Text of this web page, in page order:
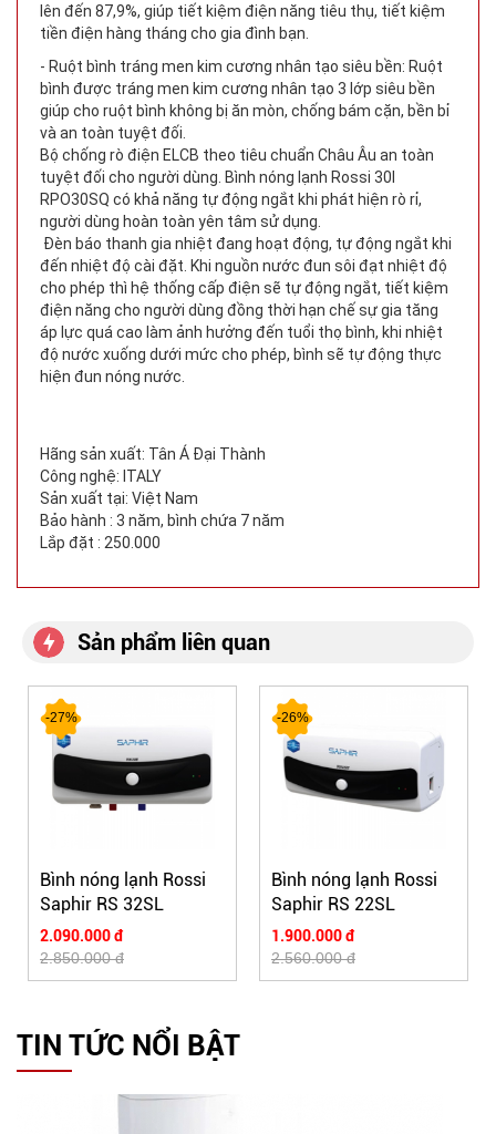
lên đến 87,9%, giúp tiết kiệm điện năng tiêu thụ, tiết kiệm
tiền điện hàng tháng cho gia đình bạn.
- Ruột bình tráng men kim cương nhân tạo siêu bền: Ruột
bình được tráng men kim cương nhân tạo 3 lớp siêu bền
giúp cho ruột bình không bị ăn mòn, chống bám cặn, bền bỉ
và an toàn tuyệt đối.
Bộ chống rò điện ELCB theo tiêu chuẩn Châu Âu an toàn
tuyệt đối cho người dùng. Bình nóng lạnh Rossi 30l
RPO30SQ có khả năng tự động ngắt khi phát hiện rò rỉ,
người dùng hoàn toàn yên tâm sử dụng.
Đèn báo thanh gia nhiệt đang hoạt động, tự động ngắt khi
đến nhiệt độ cài đặt. Khi nguồn nước đun sôi đạt nhiệt độ
cho phép thì hệ thống cấp điện sẽ tự động ngắt, tiết kiệm
điện năng cho người dùng đồng thời hạn chế sự gia tăng
áp lực quá cao làm ảnh hưởng đến tuổi thọ bình, khi nhiệt
độ nước xuống dưới mức cho phép, bình sẽ tự động thực
hiện đun nóng nước.
Hãng sản xuất: Tân Á Đại Thành
Công nghệ: ITALY
Sản xuất tại: Việt Nam
Bảo hành : 3 năm, bình chứa 7 năm
Lắp đặt : 250.000
Sản phẩm liên quan
-27%
Bình nóng lạnh Rossi
Saphir RS 32SL
2.090.000 đ
2.850.000 đ
-26%
Bình nóng lạnh Rossi
Saphir RS 22SL
1.900.000 đ
2.560.000 đ
TIN TỨC NỔI BẬT